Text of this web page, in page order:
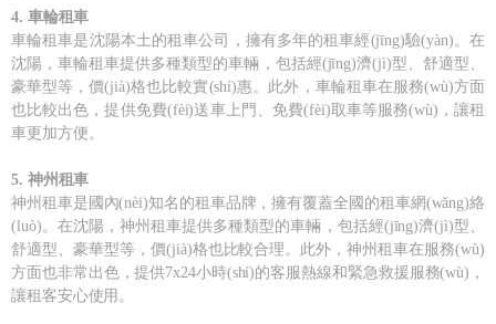
4. 車輪租車
車輪租車是沈陽本土的租車公司，擁有多年的租車經(jīng)驗(yàn)。在
沈陽，車輪租車提供多種類型的車輛，包括經(jīng)濟(jì)型、舒適型、
豪華型等，價(jià)格也比較實(shí)惠。此外，車輪租車在服務(wù)方面
也比較出色，提供免費(fèi)送車上門、免費(fèi)取車等服務(wù)，讓租
車更加方便。
5. 神州租車
神州租車是國內(nèi)知名的租車品牌，擁有覆蓋全國的租車網(wǎng)絡
(luò)。在沈陽，神州租車提供多種類型的車輛，包括經(jīng)濟(jì)型、
舒適型、豪華型等，價(jià)格也比較合理。此外，神州租車在服務(wù)
方面也非常出色，提供7x24小時(shí)的客服熱線和緊急救援服務(wù)，
讓租客安心使用。